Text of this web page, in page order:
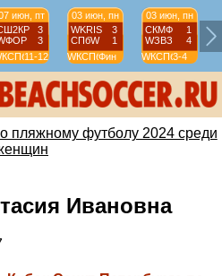
июн, пт
3
3
11-12
03 июн, пн
WKRIS
3
СПбW
1
WКСПбФин
03 июн, пн
СКМФ
1
WЗВЗ
4
WКСПб3-4
пляжному футболу 2024 среди
Ивановна